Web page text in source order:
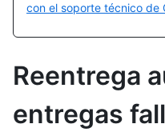
con el soporte técnico de
Reentrega
entregas